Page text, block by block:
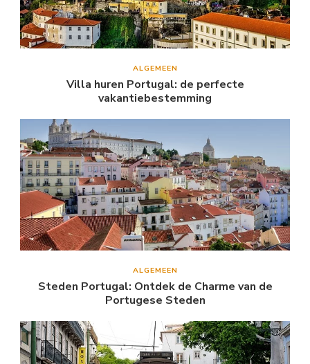
ALGEMEEN
Villa huren Portugal: de perfecte
vakantiebestemming
ALGEMEEN
Steden Portugal: Ontdek de Charme van de
Portugese Steden